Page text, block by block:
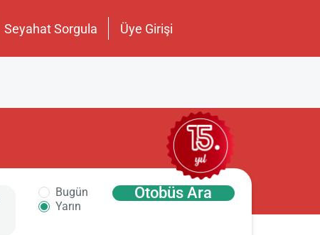
Seyahat Sorgula Üye Girişi
Bugün
Yarın
Otobüs Ara